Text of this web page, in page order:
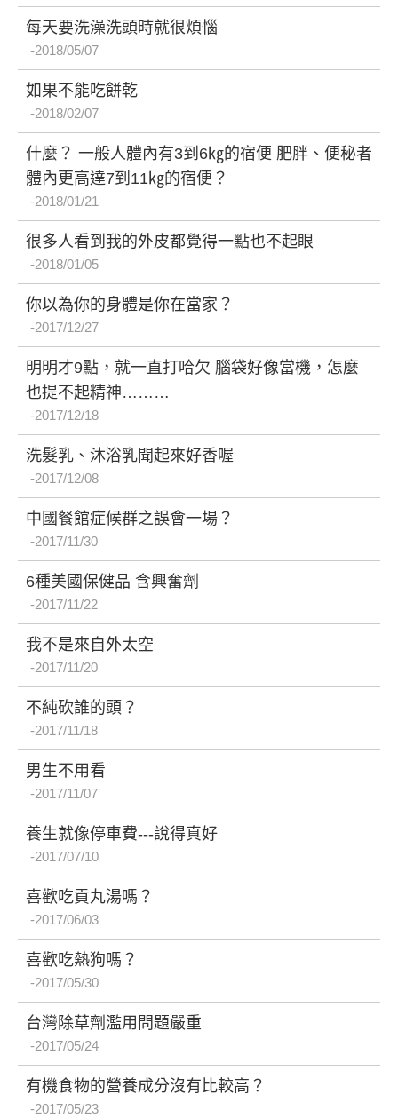
每天要洗澡洗頭時就很煩惱
2018/05/07
如果不能吃餅乾
2018/02/07
什麼？ 一般人體內有3到6㎏的宿便 肥胖、便秘者
體內更高達7到11㎏的宿便？
2018/01/21
很多人看到我的外皮都覺得一點也不起眼
2018/01/05
你以為你的身體是你在當家？
2017/12/27
明明才9點，就一直打哈欠 腦袋好像當機，怎麼
也提不起精神………
2017/12/18
洗髮乳、沐浴乳聞起來好香喔
2017/12/08
中國餐館症候群之誤會一場？
2017/11/30
6種美國保健品 含興奮劑
2017/11/22
我不是來自外太空
2017/11/20
不純砍誰的頭？
2017/11/18
男生不用看
2017/11/07
養生就像停車費---說得真好
2017/07/10
喜歡吃貢丸湯嗎？
2017/06/03
喜歡吃熱狗嗎？
2017/05/30
台灣除草劑濫用問題嚴重
2017/05/24
有機食物的營養成分沒有比較高？
2017/05/23